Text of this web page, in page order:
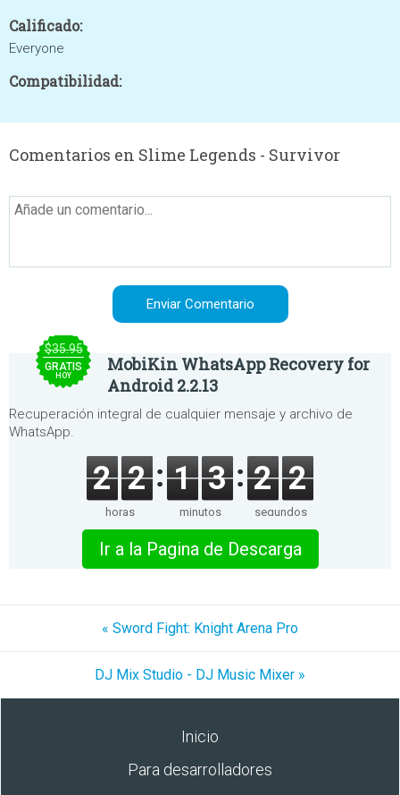
Calificado:
Everyone
Compatibilidad:
Comentarios en Slime Legends - Survivor
$35.95
GRATIS
HOY
MobiKin WhatsApp Recovery for
Android 2.2.13
Recuperación integral de cualquier mensaje y archivo de
WhatsApp.
2 2
horas
1 3
minutos
2 2
segundos
Ir a la Pagina de Descarga
« Sword Fight: Knight Arena Pro
DJ Mix Studio - DJ Music Mixer »
Inicio
Para desarrolladores